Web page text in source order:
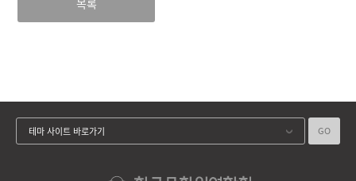
목록
테마 사이트 바로가기 GO